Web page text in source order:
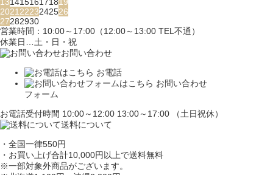
13141516171819
20212223242526
27282930
営業時間：10:00～17:00（12:00～13:00 TEL不通）
休業日…土・日・祝
お問い合わせ
お電話
お問い合わせ
フォーム
お電話受付時間 10:00～12:00 13:00～17:00 （土日祝休）
送料について
・全国一律550円
・お買い上げ合計10,000円 以上で送料無料
※一部対象外商品がございます。